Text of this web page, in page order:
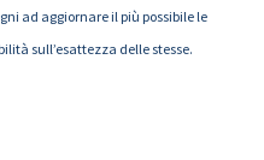
ad aggiornare il più possibile le
sull’esattezza delle stesse.